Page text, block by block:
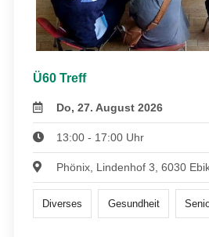
Ü60 Treff
Do, 27. August 2026
13:00 - 17:00 Uhr
Phönix, Lindenhof 3, 6030
Diverses Gesundheit